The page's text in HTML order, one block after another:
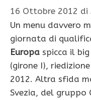
16 Ottobre 2012 di
Un menu davvero
giornata di
Europa spicca il
(girone I),
2012. Altra sfida
Svezia, del